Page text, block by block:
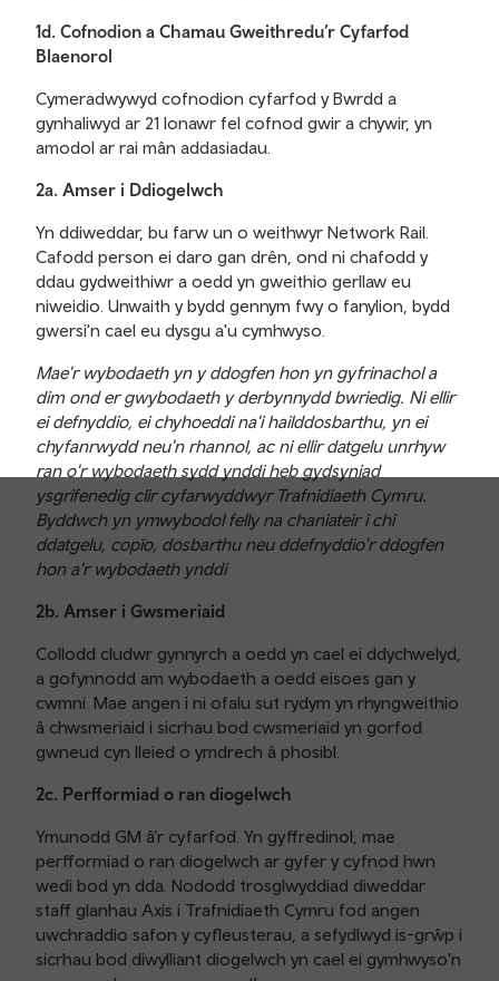
1d. Cofnodion a Chamau Gweithredu’r Cyfarfod
Blaenorol
Cymeradwywyd cofnodion cyfarfod y Bwrdd a
gynhaliwyd ar 21 Ionawr fel cofnod gwir a chywir, yn
amodol ar rai mân addasiadau.
2a. Amser i Ddiogelwch
Yn ddiweddar, bu farw un o weithwyr Network Rail.
Cafodd person ei daro gan drên, ond ni chafodd y
ddau gydweithiwr a oedd yn gweithio gerllaw eu
niweidio. Unwaith y bydd gennym fwy o fanylion, bydd
gwersi'n cael eu dysgu a'u cymhwyso.
Mae'r wybodaeth yn y ddogfen hon yn gyfrinachol a
dim ond er gwybodaeth y derbynnydd bwriedig. Ni ellir
ei defnyddio, ei chyhoeddi na'i hailddosbarthu, yn ei
chyfanrwydd neu'n rhannol, ac ni ellir datgelu unrhyw
ran o'r wybodaeth sydd ynddi heb gydsyniad
ysgrifenedig clir cyfarwyddwyr Trafnidiaeth Cymru.
Byddwch yn ymwybodol felly na chaniateir i chi
ddatgelu, copïo, dosbarthu neu ddefnyddio'r ddogfen
hon a'r wybodaeth ynddi
2b. Amser i Gwsmeriaid
Collodd cludwr gynnyrch a oedd yn cael ei ddychwelyd,
a gofynnodd am wybodaeth a oedd eisoes gan y
cwmni. Mae angen i ni ofalu sut rydym yn rhyngweithio
â chwsmeriaid i sicrhau bod cwsmeriaid yn gorfod
gwneud cyn lleied o ymdrech â phosibl.
2c. Perfformiad o ran diogelwch
Ymunodd GM â’r cyfarfod. Yn gyffredinol, mae
perfformiad o ran diogelwch ar gyfer y cyfnod hwn
wedi bod yn dda. Nododd trosglwyddiad diweddar
staff glanhau Axis i Trafnidiaeth Cymru fod angen
uwchraddio safon y cyfleusterau, a sefydlwyd is-grŵp i
sicrhau bod diwylliant diogelwch yn cael ei gymhwyso'n